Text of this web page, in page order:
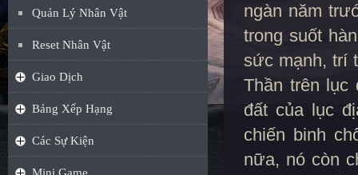
Quản Lý Nhân Vật
Reset Nhân Vật
Giao Dịch
Bảng Xếp Hạng
Các Sự Kiện
ngàn năm
trong suốt
sức mạnh, trí
Thần trên lục
đất của lục
chiến binh
nữa, nó còn